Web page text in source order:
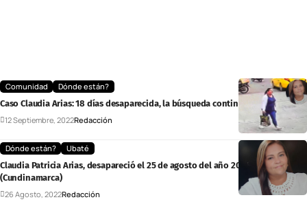
Comunidad
Dónde están?
Caso Claudia Arias: 18 días desaparecida, la búsqueda continúa
12 Septiembre, 2022Redacción
Dónde están?
Ubaté
Claudia Patricia Arias, desapareció el 25 de agosto del año 2022, en Ubaté
(Cundinamarca)
26 Agosto, 2022Redacción